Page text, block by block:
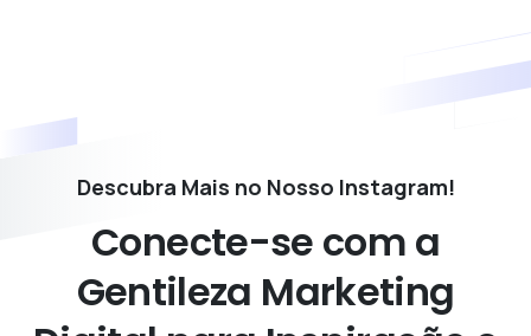
Descubra Mais no Nosso Instagram!
Conecte-se com a
Gentileza Marketing